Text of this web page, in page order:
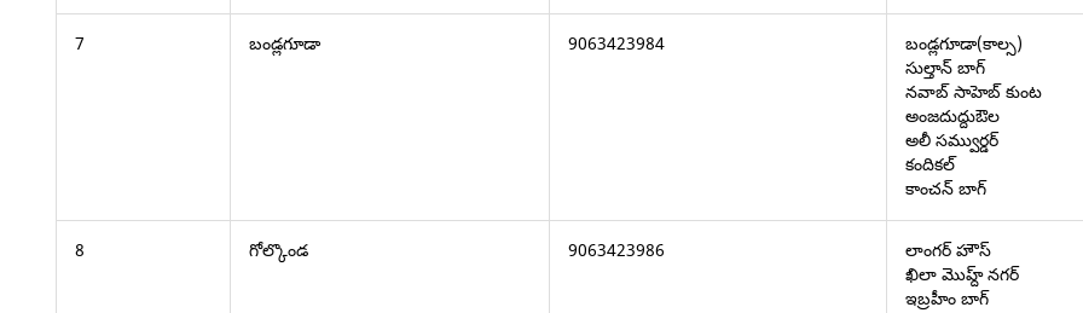
7 బండ్లగూడా 9063423984
బండ్లగూడా(కాల్స)
సుల్తాన్ బాగ్
నవాబ్ సాహెబ్ కుంట
అంజదుద్దుఔల
అలీ సమ్వుర్డర్
కందికల్
కాంచన్ బాగ్
8 గోల్కొండ 9063423986
లాంగర్ హౌస్
ఖిలా మొహ్ద్ నగర్
ఇబ్రహీం బాగ్